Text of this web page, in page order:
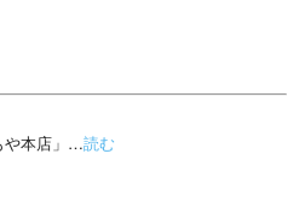
や本店」…読む